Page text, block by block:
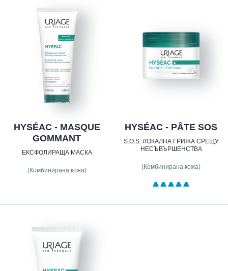
HYSÉAC - MASQUE
GOMMANT
ЕКСФОЛИРАЩА МАСКА
(Комбинирана кожа)
HYSÉAC - PÂTE SOS
S.O.S. ЛОКАЛНА ГРИЖА СРЕЩУ
НЕСЪВЪРШЕНСТВА
(Комбинирана кожа)